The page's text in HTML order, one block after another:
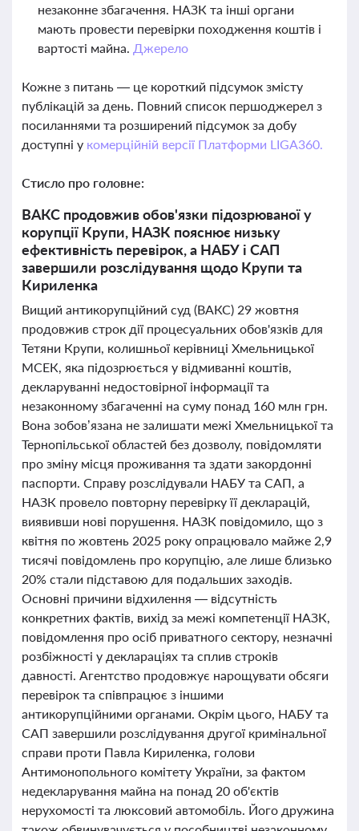
незаконне збагачення. НАЗК та інші органи
мають провести перевірки походження коштів і
вартості майна. Джерело
Кожне з питань — це короткий підсумок змісту
публікацій за день. Повний список першоджерел з
посиланнями та розширений підсумок за добу
доступні у комерційній версії Платформи LIGA360.
Стисло про головне:
ВАКС продовжив обов'язки підозрюваної у
корупції Крупи, НАЗК пояснює низьку
ефективність перевірок, а НАБУ і САП
завершили розслідування щодо Крупи та
Кириленка
Вищий антикорупційний суд (ВАКС) 29 жовтня
продовжив строк дії процесуальних обов'язків для
Тетяни Крупи, колишньої керівниці Хмельницької
МСЕК, яка підозрюється у відмиванні коштів,
декларуванні недостовірної інформації та
незаконному збагаченні на суму понад 160 млн грн.
Вона зобов’язана не залишати межі Хмельницької та
Тернопільської областей без дозволу, повідомляти
про зміну місця проживання та здати закордонні
паспорти. Справу розслідували НАБУ та САП, а
НАЗК провело повторну перевірку її декларацій,
виявивши нові порушення. НАЗК повідомило, що з
квітня по жовтень 2025 року опрацювало майже 2,9
тисячі повідомлень про корупцію, але лише близько
20% стали підставою для подальших заходів.
Основні причини відхилення — відсутність
конкретних фактів, вихід за межі компетенції НАЗК,
повідомлення про осіб приватного сектору, незначні
розбіжності у деклараціях та сплив строків
давності. Агентство продовжує нарощувати обсяги
перевірок та співпрацює з іншими
антикорупційними органами. Окрім цього, НАБУ та
САП завершили розслідування другої кримінальної
справи проти Павла Кириленка, голови
Антимонопольного комітету України, за фактом
недекларування майна на понад 20 об'єктів
нерухомості та люксовий автомобіль. Його дружина